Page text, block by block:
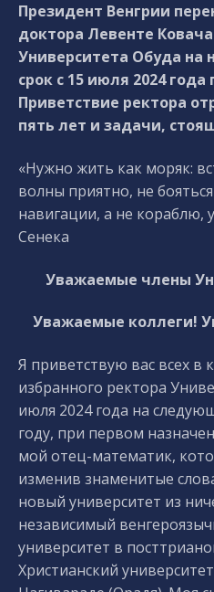
Президент Венгрии
доктора Левенте
Университета Обуда на
срок с 15 июля 2024
Приветствие ректора
пять лет и задачи,
«Нужно жить как моряк:
волны приятно, не
навигации, а не кораблю,
Сенека
Уважаемые члены
Уважаемые коллеги!
Я приветствую вас всех в
избранного ректора
июля 2024 года на
году, при первом
мой отец-математик,
изменив знаменитые
новый университет из
независимый
университет в
Христианский